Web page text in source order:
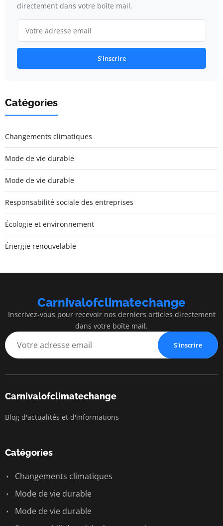
directement dans votre boîte mail.
S'inscrire
Catégories
Changements climatiques
Mode de vie durable
Mode de vie durable
Responsabilité sociale des entreprises
Écologie et environnement
Énergie renouvelable
Carnivalofclimatechange
Inscrivez-vous pour recevoir nos derniers articles directement
dans votre boîte mail.
S'inscrire
Carnivalofclimatechange
Blog d'actualités et d'informations
Catégories
Changements climatiques
Mode de vie durable
Mode de vie durable